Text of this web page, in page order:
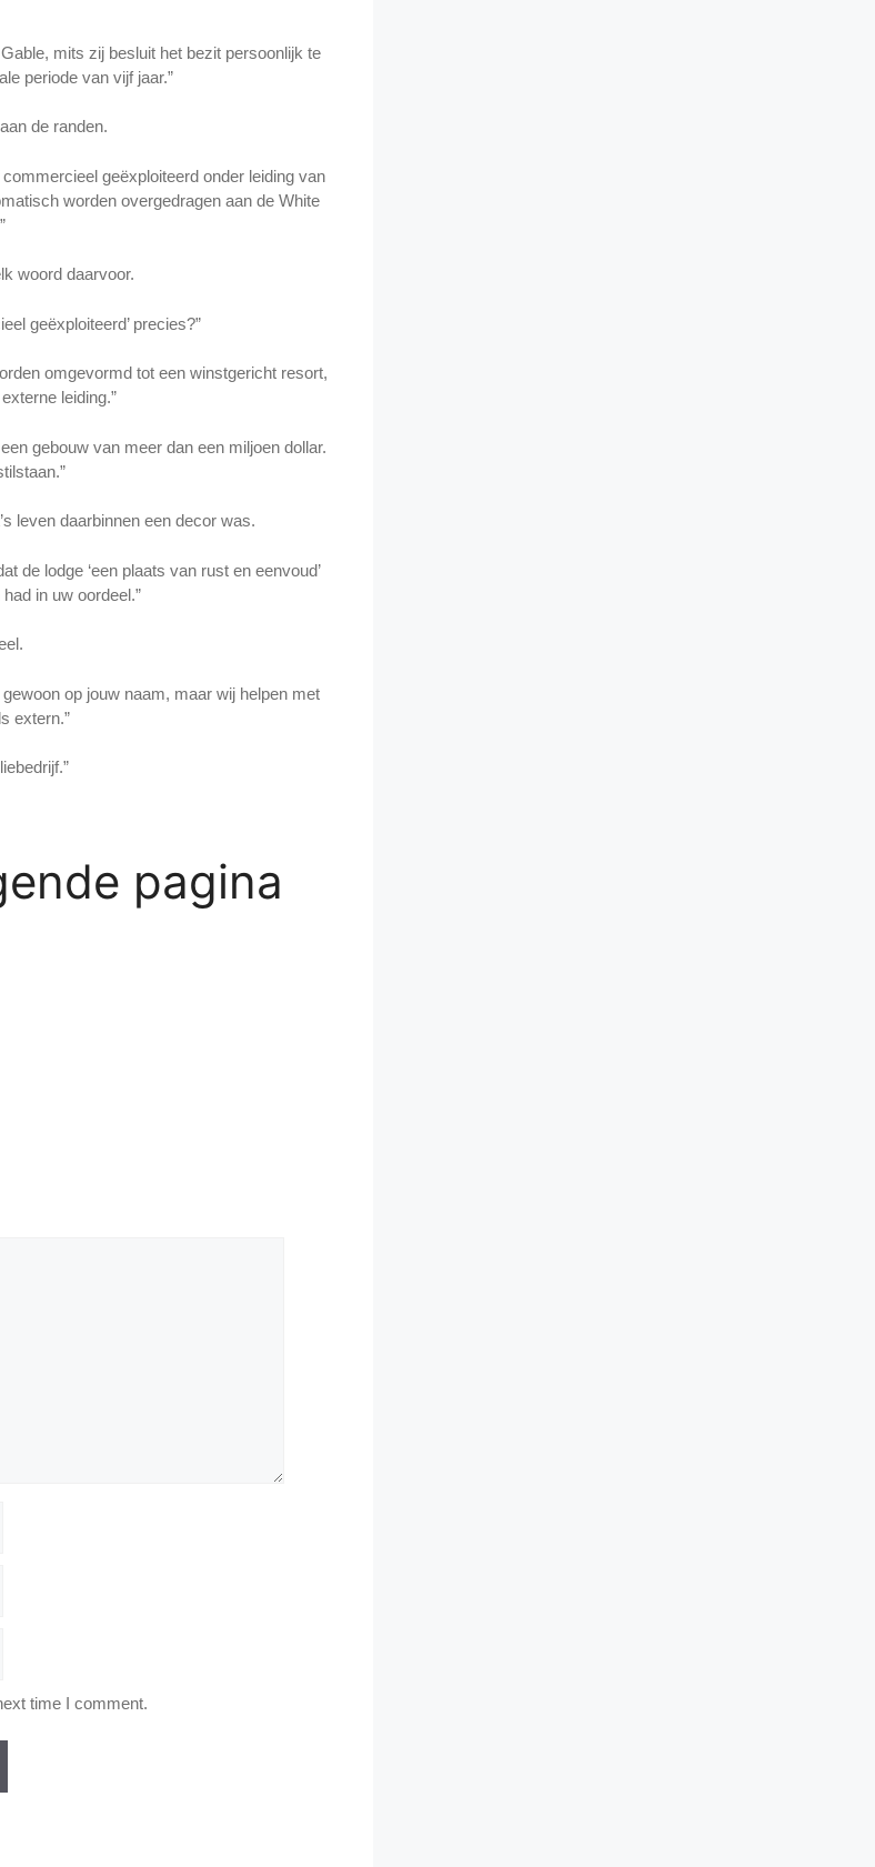
mits zij besluit het bezit persoonlijk te
periode van vijf jaar.”
de randen.
geëxploiteerd onder leiding van
worden overgedragen aan de White
woord daarvoor.
geëxploiteerd’ precies?”
omgevormd tot een winstgericht resort,
leiding.”
gebouw van meer dan een miljoen dollar.
leven daarbinnen een decor was.
de lodge ‘een plaats van rust en eenvoud’
in uw oordeel.”
op jouw naam, maar wij helpen met
extern.”
pagina
time I comment.